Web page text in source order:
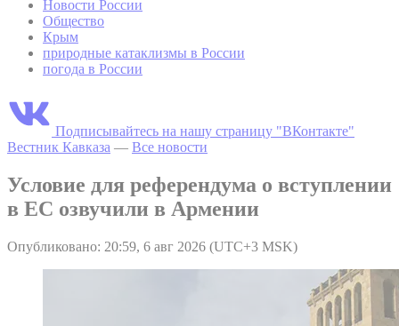
Новости России
Общество
Крым
природные катаклизмы в России
погода в России
Подписывайтесь на нашу страницу "ВКонтакте"
Вестник Кавказа — Все новости
Условие для референдума о вступлении
в ЕС озвучили в Армении
Опубликовано: 20:59, 6 авг 2026 (UTC+3 MSK)